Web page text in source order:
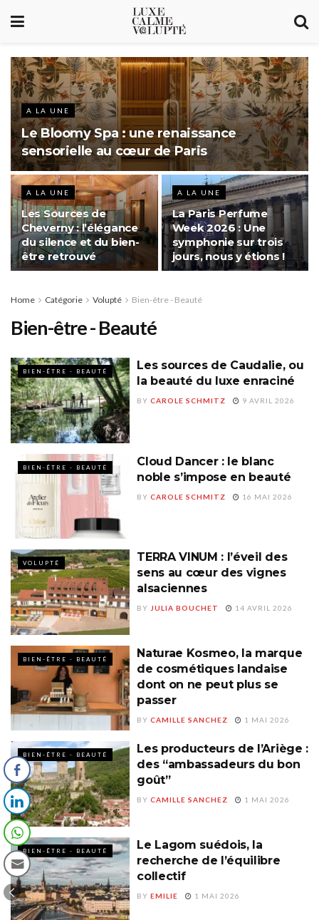
A LA UNE
Le Bloomy Spa : une renaissance
sensorielle au cœur de Paris
A LA UNE
Les Sources de
Cheverny : l’élégance
du silence et du bien-
être retrouvé
A LA UNE
La Paris Perfume
Week 2026 : Une
symphonie sur trois
jours, nous y étions !
Home Catégorie Volupté Bien-être - Beauté
Bien-être - Beauté
BIEN-ÊTRE - BEAUTÉ
Les sources de Caudalie, ou
la beauté du luxe enraciné
BY CAROLE SCHMITZ 9 AVRIL 2026
BIEN-ÊTRE - BEAUTÉ
Cloud Dancer : le blanc
noble s’impose en beauté
BY CAROLE SCHMITZ 16 MAI 2026
VOLUPTÉ
TERRA VINUM : l’éveil des
sens au cœur des vignes
alsaciennes
BY JULIA BOUCHET 14 AVRIL 2026
BIEN-ÊTRE - BEAUTÉ
Naturae Kosmeo, la marque
de cosmétiques landaise
dont on ne peut plus se
passer
BY CAMILLE SANCHEZ 1 MAI 2026
BIEN-ÊTRE - BEAUTÉ
Les producteurs de l’Ariège :
des “ambassadeurs du bon
goût”
BY CAMILLE SANCHEZ 1 MAI 2026
BIEN-ÊTRE - BEAUTÉ
Le Lagom suédois, la
recherche de l’équilibre
collectif
BY EMILIE 1 MAI 2026